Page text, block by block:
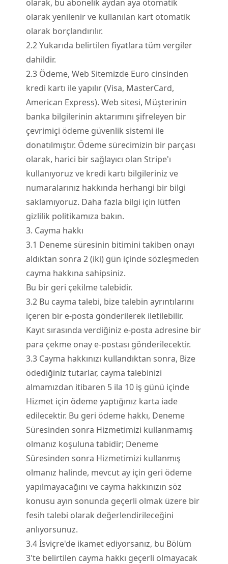
olarak, bu abonelik aydan aya otomatik
olarak yenilenir ve kullanılan kart otomatik
olarak borçlandırılır.
2.2Yukarıda belirtilen fiyatlara tüm vergiler
dahildir.
2.3Ödeme, Web Sitemizde Euro cinsinden
kredi kartı ile yapılır (Visa, MasterCard,
American Express). Web sitesi, Müşterinin
banka bilgilerinin aktarımını şifreleyen bir
çevrimiçi ödeme güvenlik sistemi ile
donatılmıştır. Ödeme sürecimizin bir parçası
olarak, harici bir sağlayıcı olan Stripe'ı
kullanıyoruz ve kredi kartı bilgileriniz ve
numaralarınız hakkında herhangi bir bilgi
saklamıyoruz. Daha fazla bilgi için lütfen
gizlilik politikamıza bakın.
3. Cayma hakkı
3.1 Deneme süresinin bitimini takiben onayı
aldıktan sonra 2 (iki) gün içinde sözleşmeden
cayma hakkına sahipsiniz.
Bu bir geri çekilme talebidir.
3.2Bu cayma talebi, bize talebin ayrıntılarını
içeren bir e-posta gönderilerek iletilebilir.
Kayıt sırasında verdiğiniz e-posta adresine bir
para çekme onay e-postası gönderilecektir.
3.3Cayma hakkınızı kullandıktan sonra, Bize
ödediğiniz tutarlar, cayma talebinizi
almamızdan itibaren 5 ila 10 iş günü içinde
Hizmet için ödeme yaptığınız karta iade
edilecektir. Bu geri ödeme hakkı, Deneme
Süresinden sonra Hizmetimizi kullanmamış
olmanız koşuluna tabidir; Deneme
Süresinden sonra Hizmetimizi kullanmış
olmanız halinde, mevcut ay için geri ödeme
yapılmayacağını ve cayma hakkınızın söz
konusu ayın sonunda geçerli olmak üzere bir
fesih talebi olarak değerlendirileceğini
anlıyorsunuz.
3.4İsviçre'de ikamet ediyorsanız, bu Bölüm
3'te belirtilen cayma hakkı geçerli olmayacak